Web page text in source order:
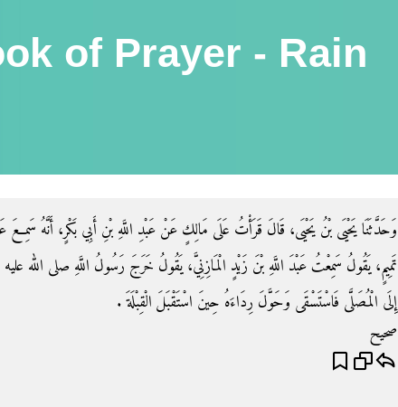
of Prayer - Rain
وَحَدَّثَنَا يَحْيَى بْنُ يَحْيَى، قَالَ قَرَأْتُ عَلَى مَالِكٍ عَنْ عَبْدِ اللَّهِ بْنِ أَبِي بَكْرٍ، أَنَّهُ سَمِعَ
تَمِيمٍ، يَقُولُ سَمِعْتُ عَبْدَ اللَّهِ بْنَ زَيْدٍ الْمَازِنِيَّ، يَقُولُ خَرَجَ رَسُولُ اللَّهِ صلى الله
إِلَى الْمُصَلَّى فَاسْتَسْقَى وَحَوَّلَ رِدَاءَهُ حِينَ اسْتَقْبَلَ الْقِبْلَةَ ‏.‏
صحيح